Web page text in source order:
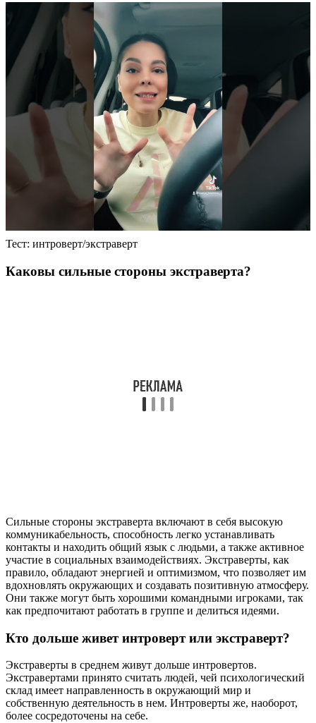
Тест: интроверт/экстраверт
Каковы сильные стороны экстраверта?
Сильные стороны экстраверта включают в себя высокую
коммуникабельность, способность легко устанавливать
контакты и находить общий язык с людьми, а также активное
участие в социальных взаимодействиях. Экстраверты, как
правило, обладают энергией и оптимизмом, что позволяет им
вдохновлять окружающих и создавать позитивную атмосферу.
Они также могут быть хорошими командными игроками, так
как предпочитают работать в группе и делиться идеями.
Кто дольше живет интроверт или экстраверт?
Экстраверты в среднем живут дольше интровертов.
Экстравертами принято считать людей, чей психологический
склад имеет направленность в окружающий мир и
собственную деятельность в нем. Интроверты же, наоборот,
более сосредоточены на себе.